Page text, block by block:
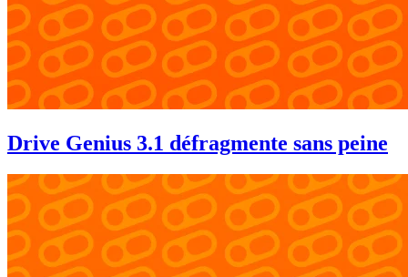
Drive Genius 3.1 défragmente sans peine